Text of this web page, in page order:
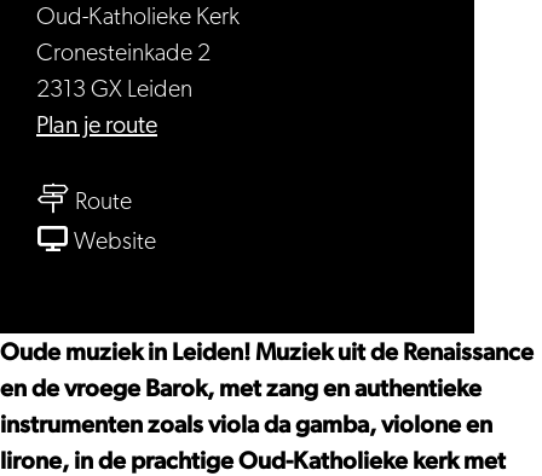
Oud-Katholieke Kerk
Cronesteinkade 2
2313 GX Leiden
Plan je routenaar
la
Silva
Routenaar
Palestrina
–
Ensemble
la
Silva
Websitevan
Monteverdi
–
Ensemble
la
Oude muziek in Leiden! Muziek uit de Renaissance
en de vroege Barok, met zang en authentieke
instrumenten zoals viola da gamba, violone en
lirone, in de prachtige Oud-Katholieke kerk met